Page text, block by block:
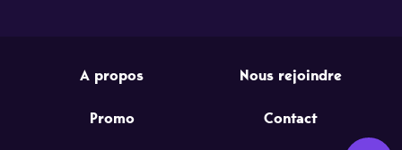
A propos Nous rejoindre
Promo Contact